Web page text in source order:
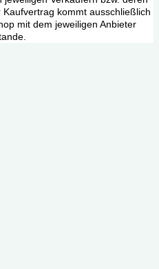
kommt ausschließlich
mit dem jeweiligen Anbieter